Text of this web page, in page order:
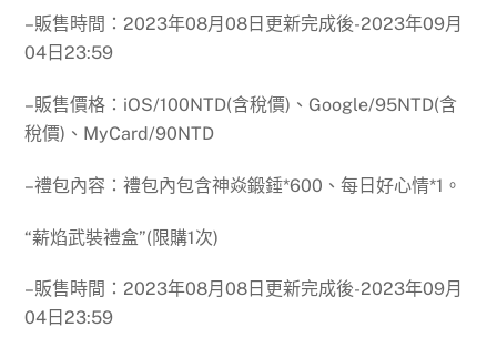
–販售時間：2023年08月08日更新完成後-2023年09月
04日23:59
–販售價格：iOS/100NTD(含稅價)、Google/95NTD(含
稅價)、MyCard/90NTD
–禮包內容：禮包內包含神焱鍛錘*600、每日好心情*1。
“薪焰武裝禮盒”(限購1次)
–販售時間：2023年08月08日更新完成後-2023年09月
04日23:59